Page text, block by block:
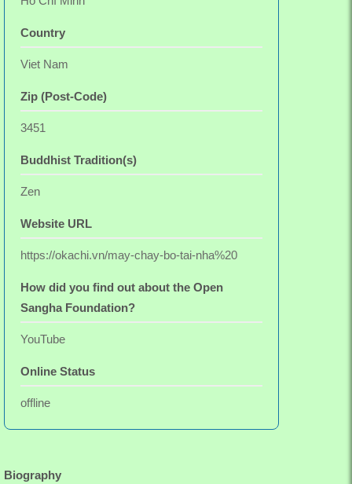
Country
Viet Nam
Zip (Post-Code)
3451
Buddhist Tradition(s)
Zen
Website URL
https://okachi.vn/may-chay-bo-tai-nha%20
How did you find out about the Open
Sangha Foundation?
YouTube
Online Status
offline
Biography